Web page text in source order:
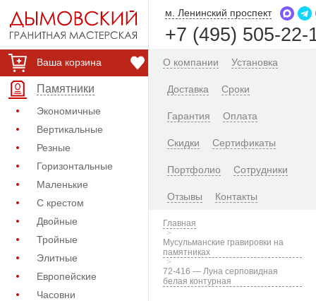
Ваша корзина
Памятники
Экономичные
Вертикальные
Резные
Горизонтальные
Маленькие
С крестом
Двойные
Тройные
Элитные
Европейские
Часовни
м. Ленинский проспект
+7 (495) 505-22-
О компании Установка
Доставка Сроки
Гарантия Оплата
Скидки Сертификаты
Портфолио Сотрудники
Отзывы Контакты
Главная
Мусульманские гравировки на
памятниках
72-416 — Луна серповидная
белая контурная